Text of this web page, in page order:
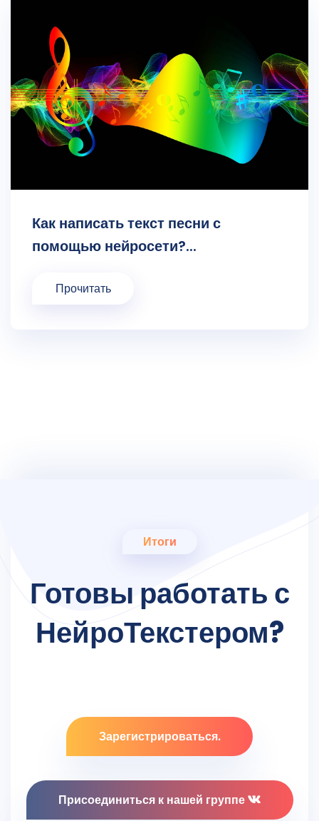
Как написать текст песни с
помощью нейросети?...
Прочитать
Итоги
Готовы работать с
НейроТекстером?
Зарегистрироваться.
Присоединиться к нашей группе